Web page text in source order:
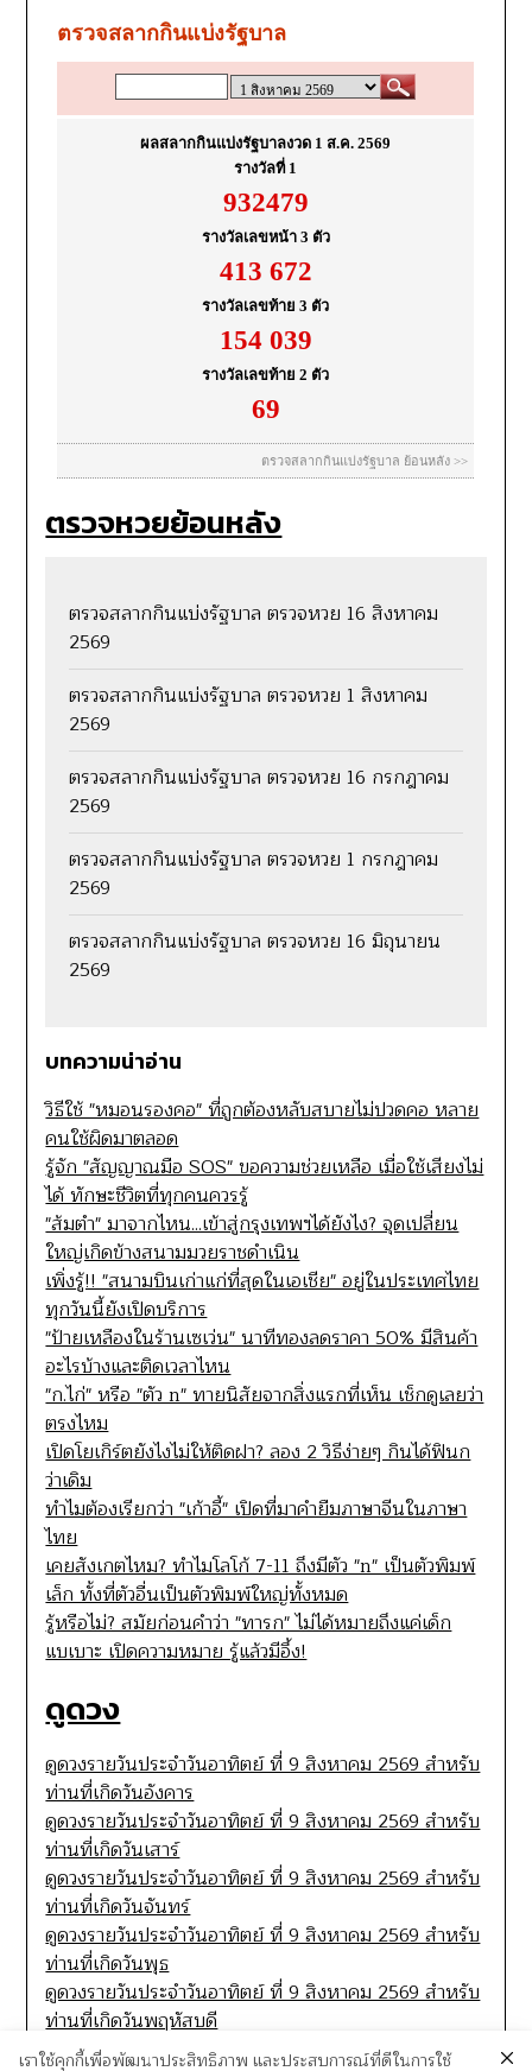
ตรวจหวยย้อนหลัง
ตรวจสลากกินแบ่งรัฐบาล ตรวจหวย 16 สิงหาคม
2569
ตรวจสลากกินแบ่งรัฐบาล ตรวจหวย 1 สิงหาคม
2569
ตรวจสลากกินแบ่งรัฐบาล ตรวจหวย 16 กรกฎาคม
2569
ตรวจสลากกินแบ่งรัฐบาล ตรวจหวย 1 กรกฎาคม
2569
ตรวจสลากกินแบ่งรัฐบาล ตรวจหวย 16 มิถุนายน
2569
บทความน่าอ่าน
วิธีใช้ "หมอนรองคอ" ที่ถูกต้องหลับสบายไม่ปวดคอ หลาย
คนใช้ผิดมาตลอด
รู้จัก "สัญญาณมือ SOS" ขอความช่วยเหลือ เมื่อใช้เสียงไม่
ได้ ทักษะชีวิตที่ทุกคนควรรู้
"ส้มตำ" มาจากไหน...เข้าสู่กรุงเทพฯได้ยังไง? จุดเปลี่ยน
ใหญ่เกิดข้างสนามมวยราชดำเนิน
เพิ่งรู้!! "สนามบินเก่าแก่ที่สุดในเอเชีย" อยู่ในประเทศไทย
ทุกวันนี้ยังเปิดบริการ
"ป้ายเหลืองในร้านเซเว่น" นาทีทองลดราคา 50% มีสินค้า
อะไรบ้างและติดเวลาไหน
"ก.ไก่" หรือ "ตัว n" ทายนิสัยจากสิ่งแรกที่เห็น เช็กดูเลยว่า
ตรงไหม
เปิดโยเกิร์ตยังไงไม่ให้ติดฝา? ลอง 2 วิธีง่ายๆ กินได้ฟินก
ว่าเดิม
ทำไมต้องเรียกว่า "เก้าอี้" เปิดที่มาคำยืมภาษาจีนในภาษา
ไทย
เคยสังเกตไหม? ทำไมโลโก้ 7-11 ถึงมีตัว "n" เป็นตัวพิมพ์
เล็ก ทั้งที่ตัวอื่นเป็นตัวพิมพ์ใหญ่ทั้งหมด
รู้หรือไม่? สมัยก่อนคำว่า "ทารก" ไม่ได้หมายถึงแค่เด็ก
แบเบาะ เปิดความหมาย รู้แล้วมีอึ้ง!
ดูดวง
ดูดวงรายวันประจำวันอาทิตย์ ที่ 9 สิงหาคม 2569 สำหรับ
ท่านที่เกิดวันอังคาร
ดูดวงรายวันประจำวันอาทิตย์ ที่ 9 สิงหาคม 2569 สำหรับ
ท่านที่เกิดวันเสาร์
ดูดวงรายวันประจำวันอาทิตย์ ที่ 9 สิงหาคม 2569 สำหรับ
ท่านที่เกิดวันจันทร์
ดูดวงรายวันประจำวันอาทิตย์ ที่ 9 สิงหาคม 2569 สำหรับ
ท่านที่เกิดวันพุธ
ดูดวงรายวันประจำวันอาทิตย์ ที่ 9 สิงหาคม 2569 สำหรับ
ท่านที่เกิดวันพฤหัสบดี
เราใช้คุกกี้เพื่อพัฒนาประสิทธิภาพ และประสบการณ์ที่ดีในการใช้